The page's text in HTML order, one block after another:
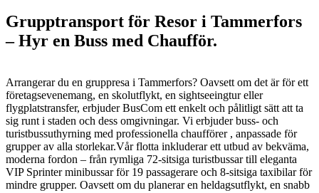
Grupptransport för Resor i Tammerfors
– Hyr en Buss med Chaufför.
Arrangerar du en gruppresa i Tammerfors? Oavsett om det är för ett
företagsevenemang, en skolutflykt, en sightseeingtur eller
flygplatstransfer, erbjuder BusCom ett enkelt och pålitligt sätt att ta
sig runt i staden och dess omgivningar. Vi erbjuder buss- och
turistbussuthyrning med professionella chaufförer , anpassade för
grupper av alla storlekar.Vår flotta inkluderar ett utbud av bekväma,
moderna fordon – från rymliga 72-sitsiga turistbussar till eleganta
VIP Sprinter minibussar för 19 passagerare och 8-sitsiga taxibilar för
mindre grupper. Oavsett om du planerar en heldagsutflykt, en snabb